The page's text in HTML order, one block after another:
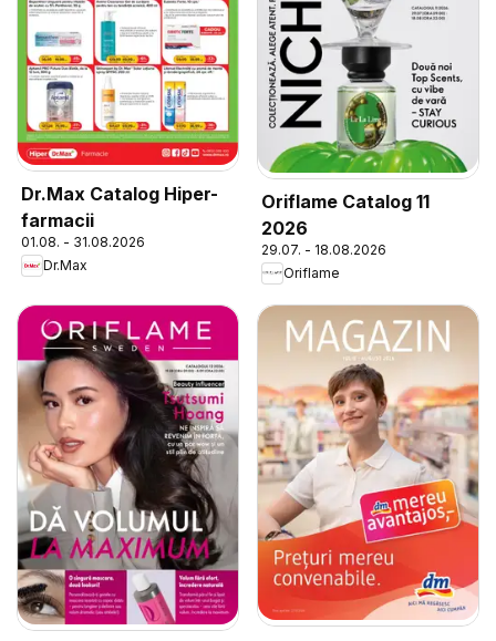
Dr.Max Catalog Hiper-
farmacii
01.08. - 31.08.2026
Dr.Max
Oriflame Catalog 11
2026
29.07. - 18.08.2026
Oriflame